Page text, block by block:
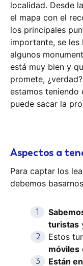
localidad. Desde
el mapa con el
los principales
importante, se les
algunos
está muy bien y
promete,
estamos teniendo
puede sacar la
Aspectos a
Para captar los
debemos
turistas
Estos
móviles
Están